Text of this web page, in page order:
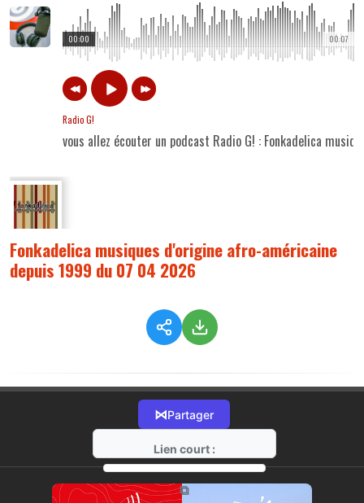
00:07
00:00
Radio G!
vous allez écouter un podcast Radio G! : Fonkadelica
Fonkadelica musiques d'origine afro-américaine
depuis 1999 du 07 04 2026
⋈Partager
Lien court :
https://radio-g.fr?21536
⧉